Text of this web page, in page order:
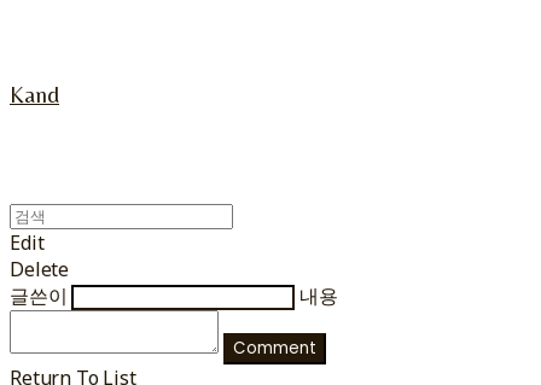
Kand
Edit
Delete
글쓴이
내용
Comment
Return To List